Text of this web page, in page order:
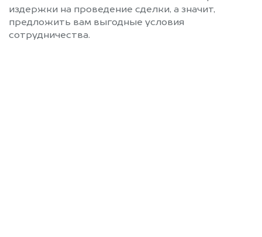
издержки на проведение сделки, а значит,
предложить вам выгодные условия
сотрудничества.